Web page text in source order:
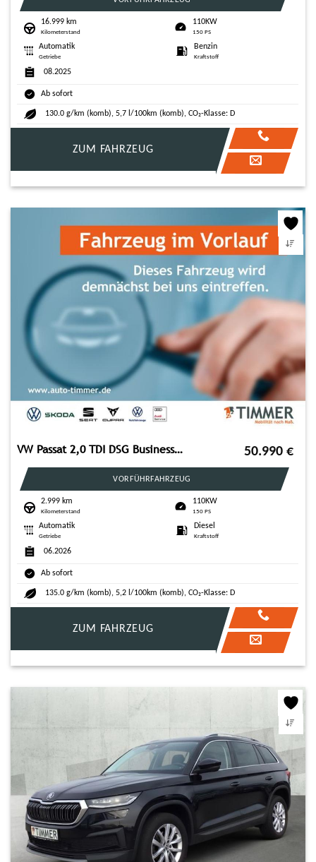
16.999 km
Kilometerstand
110KW
150 PS
Automatik
Getriebe
Benzin
Kraftstoff
08.2025
Ab sofort
130.0 g/km (komb), 5,7 l/100km (komb), CO₂-Klasse: D
ZUM FAHRZEUG
VW Passat 2,0 TDI DSG Business *AHK*IQ.LIGHT* 50.990 €
VORFÜHRFAHRZEUG
2.999 km
Kilometerstand
110KW
150 PS
Automatik
Getriebe
Diesel
Kraftstoff
06.2026
Ab sofort
135.0 g/km (komb), 5,2 l/100km (komb), CO₂-Klasse: D
ZUM FAHRZEUG